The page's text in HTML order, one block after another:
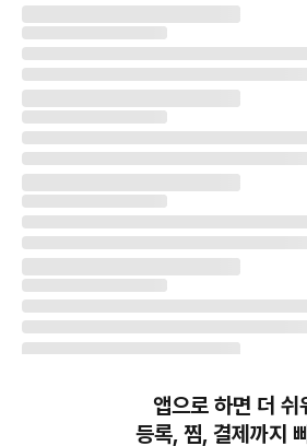
앱으로 하면 더 쉬
등록, 찜, 결제까지